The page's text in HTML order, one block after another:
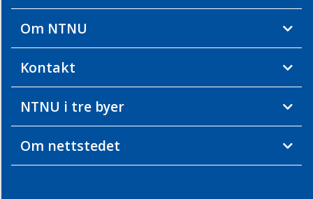
Om NTNU
Kontakt
NTNU i tre byer
Om nettstedet